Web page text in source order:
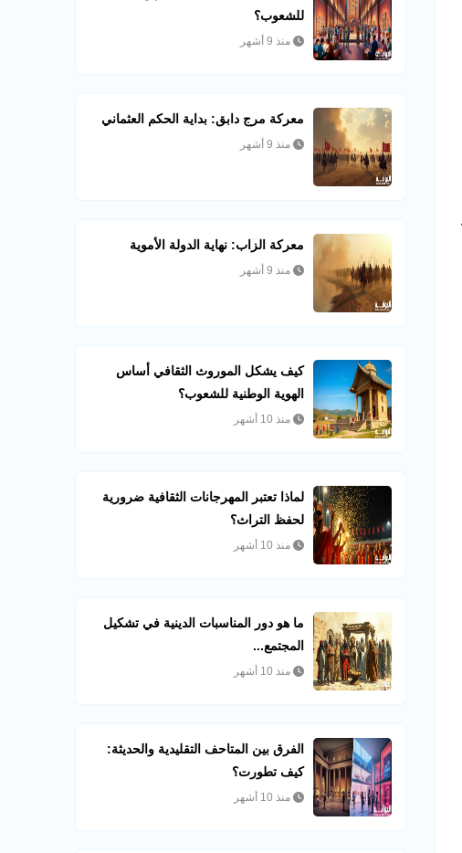
للشعوب؟
منذ 9 أشهر
معركة مرج دابق: بداية الحكم العثماني
منذ 9 أشهر
معركة الزاب: نهاية الدولة الأموية
منذ 9 أشهر
كيف يشكل الموروث الثقافي أساس
الهوية الوطنية للشعوب؟
منذ 10 أشهر
لماذا تعتبر المهرجانات الثقافية ضرورية
لحفظ التراث؟
منذ 10 أشهر
ما هو دور المناسبات الدينية في تشكيل
المجتمع...
منذ 10 أشهر
الفرق بين المتاحف التقليدية والحديثة:
كيف تطورت؟
منذ 10 أشهر